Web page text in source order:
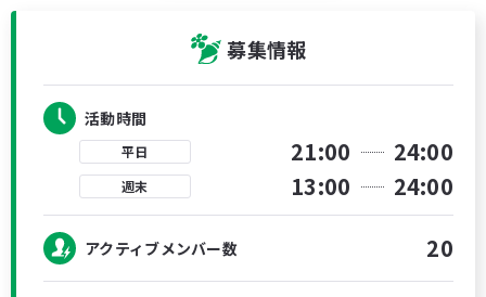
募集情報
活動時間
平日 21:00 24:00
週末 13:00 24:00
アクティブメンバー数 20